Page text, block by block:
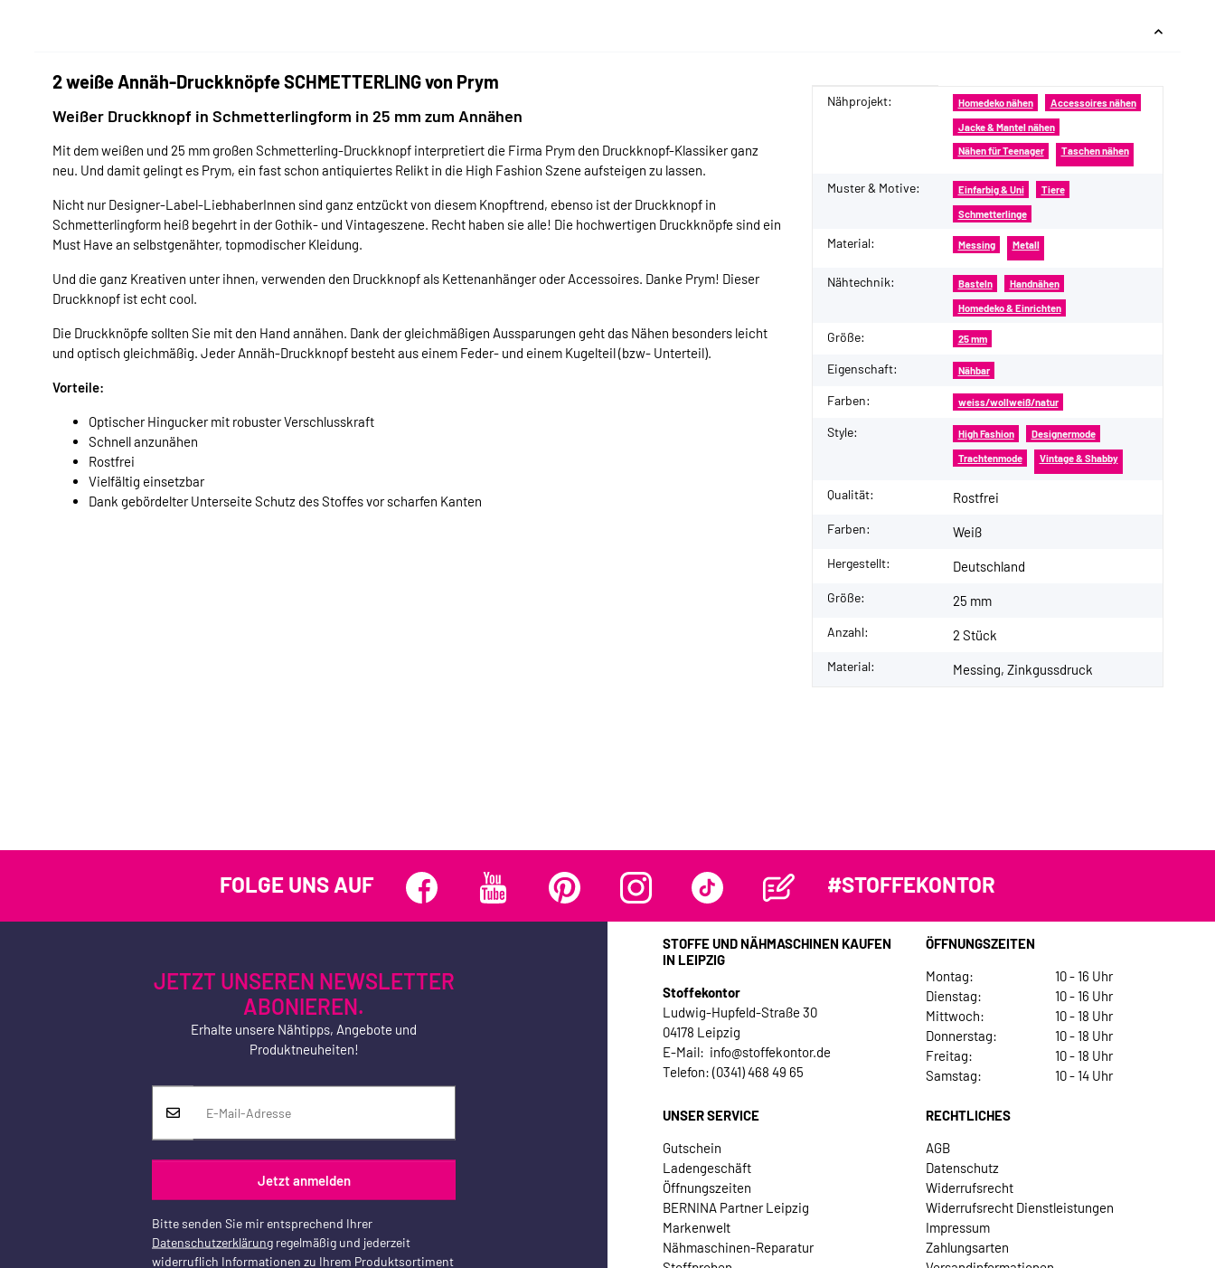
2 weiße Annäh-Druckknöpfe SCHMETTERLING von Prym
Weißer Druckknopf in Schmetterlingform in 25 mm zum Annähen
Mit dem weißen und 25 mm großen Schmetterling-Druckknopf interpretiert die Firma Prym den Druckknopf-Klassiker ganz
neu. Und damit gelingt es Prym, ein fast schon antiquiertes Relikt in die High Fashion Szene aufsteigen zu lassen.
Nicht nur Designer-Label-LiebhaberInnen sind ganz entzückt von diesem Knopftrend, ebenso ist der Druckknopf in
Schmetterlingform heiß begehrt in der Gothik- und Vintageszene. Recht haben sie alle! Die hochwertigen Druckknöpfe sind ein
Must Have an selbstgenähter, topmodischer Kleidung.
Und die ganz Kreativen unter ihnen, verwenden den Druckknopf als Kettenanhänger oder Accessoires. Danke Prym! Dieser
Druckknopf ist echt cool.
Die Druckknöpfe sollten Sie mit den Hand annähen. Dank der gleichmäßigen Aussparungen geht das Nähen besonders leicht
und optisch gleichmäßig. Jeder Annäh-Druckknopf besteht aus einem Feder- und einem Kugelteil (bzw- Unterteil).
Vorteile:
Optischer Hingucker mit robuster Verschlusskraft
Schnell anzunähen
Rostfrei
Vielfältig einsetzbar
Dank gebördelter Unterseite Schutz des Stoffes vor scharfen Kanten
Produkteigenschaft
Wert
Nähprojekt: Homedeko nähen Accessoires nähen
Jacke & Mantel nähen
Nähen für Teenager Taschen nähen
Muster & Motive: Einfarbig & Uni Tiere
Schmetterlinge
Material: Messing Metall
Nähtechnik: Basteln Handnähen
Homedeko & Einrichten
Größe: 25 mm
Eigenschaft: Nähbar
Farben: weiss/wollweiß/natur
Style: High Fashion Designermode
Trachtenmode Vintage & Shabby
Qualität: Rostfrei
Farben: Weiß
Hergestellt: Deutschland
Größe: 25 mm
Anzahl: 2 Stück
Material: Messing, Zinkgussdruck
FOLGE UNS AUF #STOFFEKONTOR
JETZT UNSEREN NEWSLETTER
ABONIEREN.
Erhalte unsere Nähtipps, Angebote und
Produktneuheiten!
Jetzt anmelden
Bitte senden Sie mir entsprechend Ihrer
Datenschutzerklärung regelmäßig und jederzeit
widerruflich Informationen zu Ihrem Produktsortiment
STOFFE UND NÄHMASCHINEN KAUFEN
IN LEIPZIG
Stoffekontor
Ludwig-Hupfeld-Straße 30
04178 Leipzig
E-Mail: info@stoffekontor.de
Telefon: (0341) 468 49 65
ÖFFNUNGSZEITEN
Montag:
10 - 16 Uhr
Dienstag:
10 - 16 Uhr
Mittwoch:
10 - 18 Uhr
Donnerstag:
10 - 18 Uhr
Freitag:
10 - 18 Uhr
Samstag:
10 - 14 Uhr
UNSER SERVICE
Gutschein
Ladengeschäft
Öffnungszeiten
BERNINA Partner Leipzig
Markenwelt
Nähmaschinen-Reparatur
RECHTLICHES
AGB
Datenschutz
Widerrufsrecht
Widerrufsrecht Dienstleistungen
Impressum
Zahlungsarten